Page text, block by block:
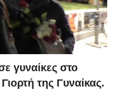
γυναίκες στο
της Γυναίκας.